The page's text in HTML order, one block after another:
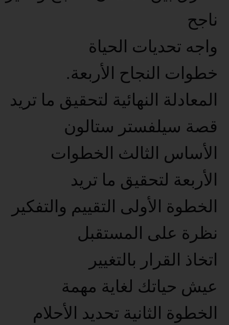
ناجح
واجه تحديات الحياة
خطوات النجاح الأربعة.
المعادلة النهائية لتحقيق ما تريد
قصة سيلفستر ستالون
الأساس الثالث الخطوات
الأربعة لتحقيق ما تريد
الخطوة الأولى التقييم والتفكير
نظرة على المستقبل
اتخاذ القرار بالتغيير
عيش حياتك لغاية مهمة
الخطوة الثانية تحديد الأحلام